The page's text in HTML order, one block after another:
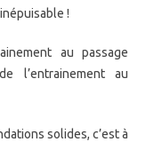
!
au passage
l’entrainement au
solides, c’est à